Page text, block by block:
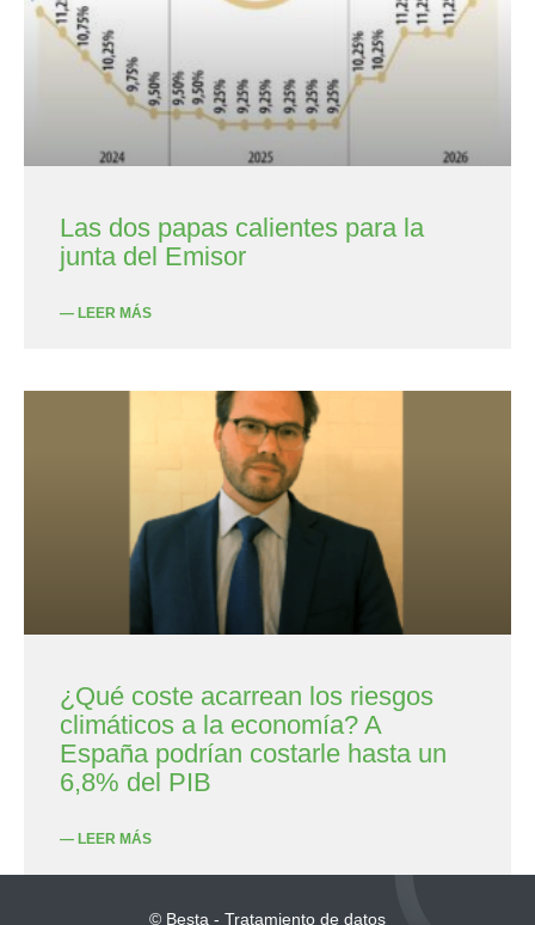
Las dos papas calientes para la
junta del Emisor
— LEER MÁS
¿Qué coste acarrean los riesgos
climáticos a la economía? A
España podrían costarle hasta un
6,8% del PIB
— LEER MÁS
© Besta - Tratamiento de datos